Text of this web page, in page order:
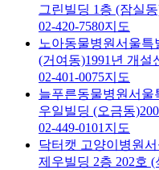
그린빌딩 1층 (잠실
02-420-7580지도
노아동물병원서울특
(거여동)1991년 개설
02-401-0075지도
늘푸른동물병원서울
우일빌딩 (오금동)
02-449-0101 지도
닥터캣 고양이병원
제우빌딩 2층 202호 (